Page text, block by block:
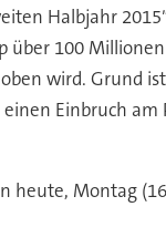
Halbjahr
über 100
wird. Grund
Einbruch
heute, Montag